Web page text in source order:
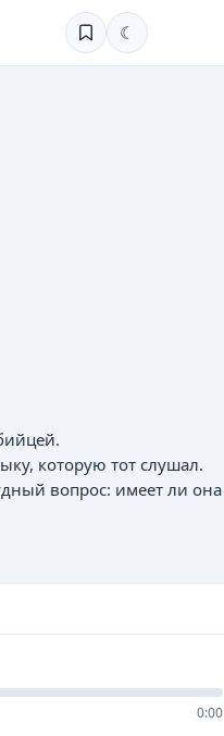
☾
которую тот слушал.
вопрос: имеет ли она
0:00